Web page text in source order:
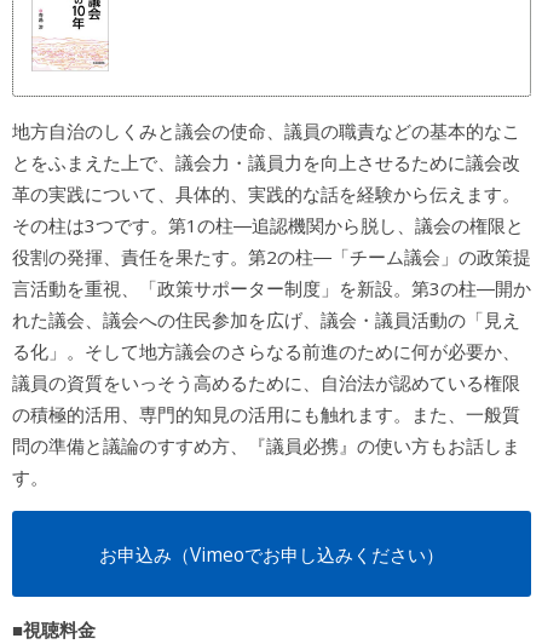
地方自治のしくみと議会の使命、議員の職責などの基本的なこ
とをふまえた上で、議会力・議員力を向上させるために議会改
革の実践について、具体的、実践的な話を経験から伝えます。
その柱は3つです。第1の柱―追認機関から脱し、議会の権限と
役割の発揮、責任を果たす。第2の柱―「チーム議会」の政策提
言活動を重視、「政策サポーター制度」を新設。第3の柱―開か
れた議会、議会への住民参加を広げ、議会・議員活動の「見え
る化」。そして地方議会のさらなる前進のために何が必要か、
議員の資質をいっそう高めるために、自治法が認めている権限
の積極的活用、専門的知見の活用にも触れます。また、一般質
問の準備と議論のすすめ方、『議員必携』の使い方もお話しま
す。
お申込み（Vimeoでお申し込みください）
■視聴料金